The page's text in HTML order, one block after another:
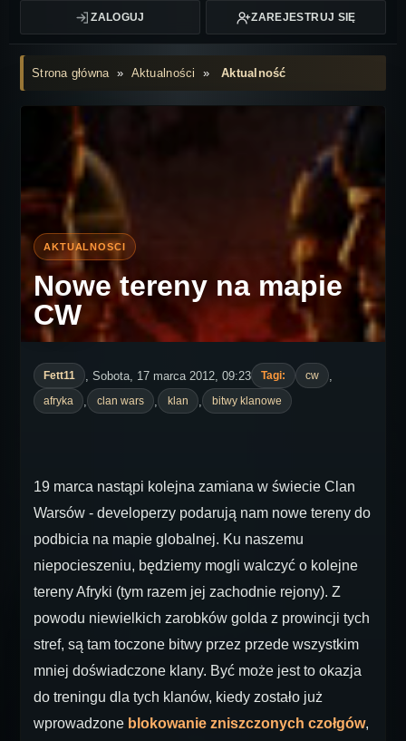
ZALOGUJ ZAREJESTRUJ SIĘ
Strona główna» Aktualności »Aktualność
Nowe tereny na mapie
CW
Fett11 , Sobota, 17 marca 2012, 09:23 Tagi: cw
afryka clan wars klan bitwy klanowe
19 marca nastąpi kolejna zamiana w świecie Clan
Warsów - developerzy podarują nam nowe tereny do
podbicia na mapie globalnej. Ku naszemu
niepocieszeniu, będziemy mogli walczyć o kolejne
tereny Afryki (tym razem jej zachodnie rejony). Z
powodu niewielkich zarobków golda z prowincji tych
stref, są tam toczone bitwy przez przede wszystkim
mniej doświadczone klany. Być może jest to okazja
do treningu dla tych klanów, kiedy zostało już
wprowadzone blokowanie zniszczonych czołgów,